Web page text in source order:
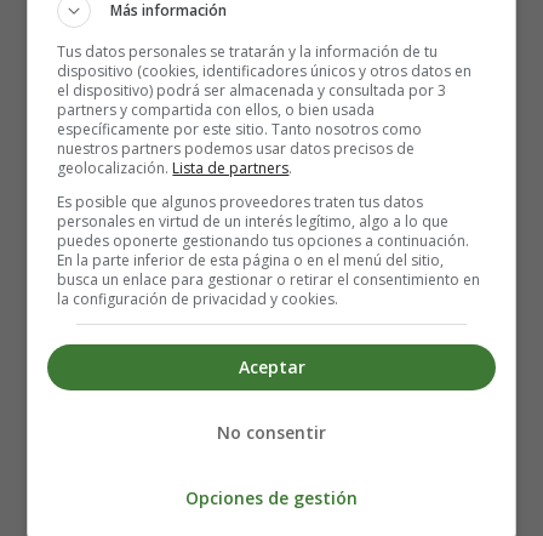
Cuando estés explicando tus razones para terminar la
relación, evita culpar a tu pareja o señalar con el dedo.
En lugar de eso, habla desde tu propia perspectiva y
utiliza frases como "Siento que..." o "Necesito..." para
expresar tus sentimientos y necesidades. Recuerda que el
objetivo es ser respetuoso y evitar causarle un daño
innecesario a tu pareja.
Escucha y valida los sentimientos
del otro 🎧❤️
Durante la conversación, es importante que escuches
activamente a tu pareja y le des espacio para que también
pueda expresar sus sentimientos.Valida sus emociones
hacia los sentimientos de la otra persona.
Más información
Tus datos personales se tratarán y la información de tu
dispositivo (cookies, identificadores únicos y otros datos en
el dispositivo) podrá ser almacenada y consultada por 3
partners y compartida con ellos, o bien usada
específicamente por este sitio. Tanto nosotros como
nuestros partners podemos usar datos precisos de
geolocalización. Lista de partners.
Es posible que algunos proveedores traten tus datos
personales en virtud de un interés legítimo, algo a lo que
puedes oponerte gestionando tus opciones a continuación.
En la parte inferior de esta página o en el menú del sitio,
busca un enlace para gestionar o retirar el consentimiento en
la configuración de privacidad y cookies.
Aceptar
No consentir
Opciones de gestión